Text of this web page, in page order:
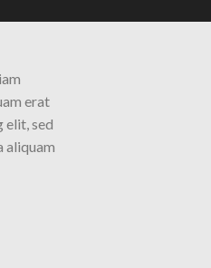
erat
elit, sed
aliquam